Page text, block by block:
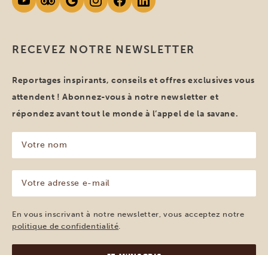
RECEVEZ NOTRE NEWSLETTER
Reportages inspirants, conseils et offres exclusives vous
attendent ! Abonnez-vous à notre newsletter et
répondez avant tout le monde à l’appel de la savane.
nom
(Nécessaire)
adresse
e-
mail
(Nécessaire)
En vous inscrivant à notre newsletter, vous acceptez notre
politique de confidentialité